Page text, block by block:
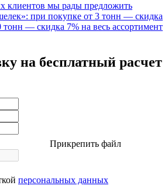
клиентов мы рады предложить
при покупке от 3 тонн — скидка
— скидка 7% на весь ассортимент
на бесплатный расчет
Прикрепить файл
персональных данных